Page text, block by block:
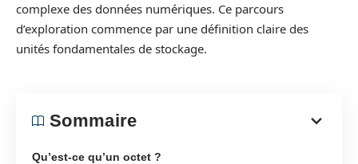
complexe des données numériques. Ce parcours
d’exploration commence par une définition claire des
unités fondamentales de stockage.
Sommaire
Qu’est-ce qu’un octet ?